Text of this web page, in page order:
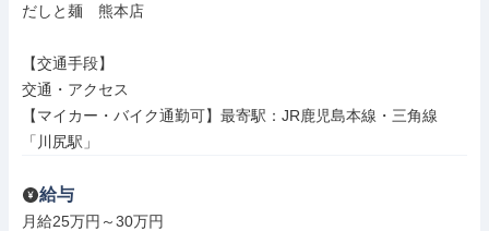
だしと麺　熊本店
【交通手段】
交通・アクセス
【マイカー・バイク通勤可】最寄駅：JR鹿児島本線・三角線
「川尻駅」
給与
月給25万円～30万円